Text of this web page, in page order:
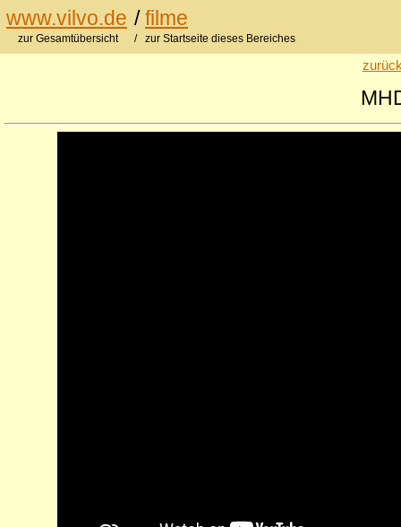
www.vilvo.de /filme
zur Gesamtübersicht / zur Startseite dieses Bereiches